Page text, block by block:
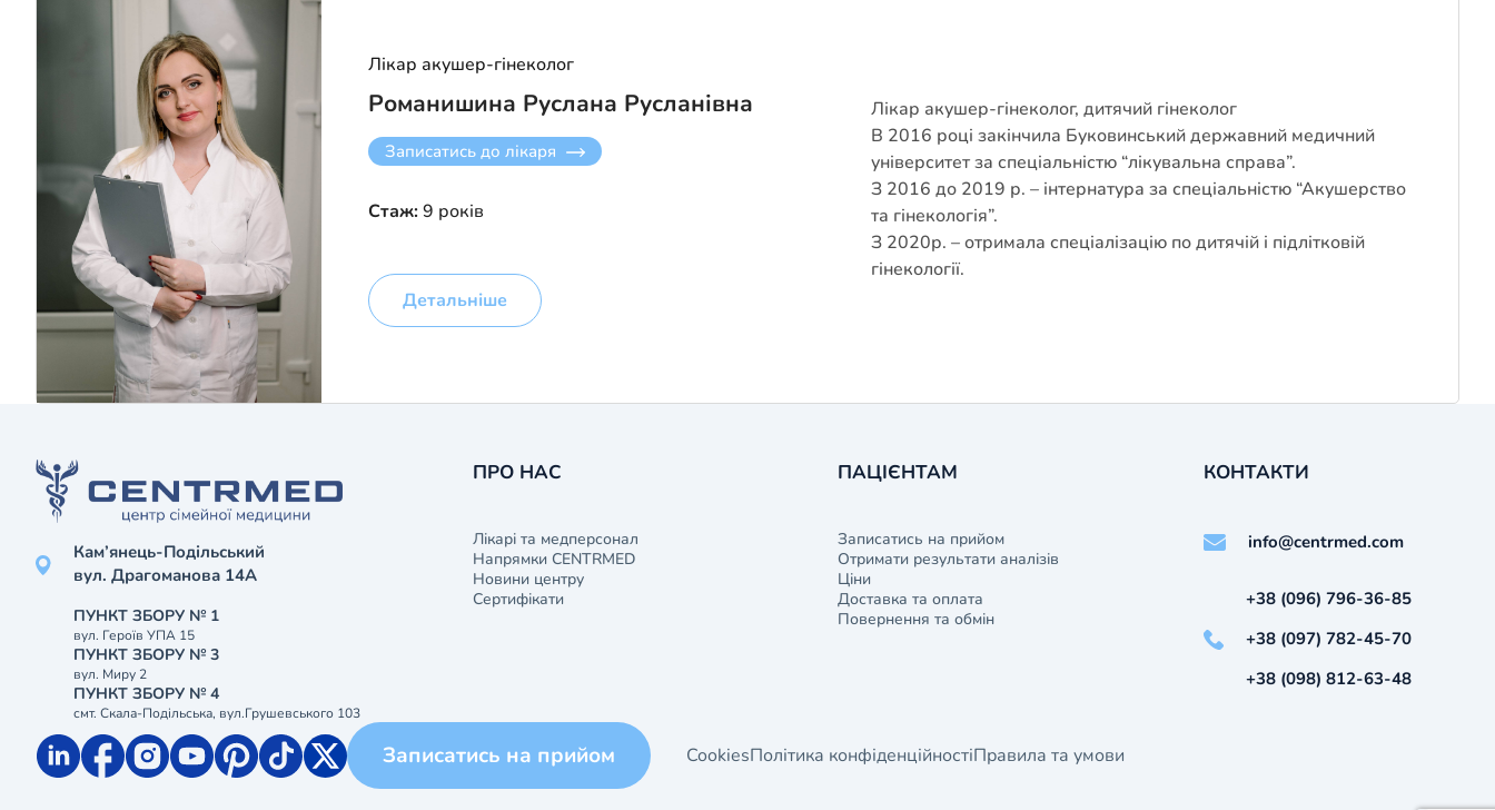
Лікар акушер-гінеколог
Романишина Руслана Русланівна
Записатись до лікаря
Стаж:9 років
Детальніше
Лікар акушер-гінеколог, дитячий гінеколог
В 2016 році закінчила Буковинський державний медичний
університет за спеціальністю “лікувальна справа”.
З 2016 до 2019 р. – інтернатура за спеціальністю “Акушерство
та гінекологія”.
З 2020р. – отримала спеціалізацію по дитячій і підлітковій
гінекології.
Кам’янець-Подільський
вул. Драгоманова 14А
ПУНКТ ЗБОРУ № 1
вул. Героїв УПА 15
ПУНКТ ЗБОРУ № 3
вул. Миру 2
ПУНКТ ЗБОРУ № 4
смт. Скала-Подільська, вул.Грушевського 103
ПРО НАС
Лікарі та медперсонал
Напрямки CENTRMED
Новини центру
Сертифікати
ПАЦІЄНТАМ
Записатись на прийом
Отримати результати аналізів
Ціни
Доставка та оплата
Повернення та обмін
КОНТАКТИ
info@centrmed.com
+38 (096) 796-36-85
+38 (097) 782-45-70
+38 (098) 812-63-48
Записатись на прийом CookiesПолітика конфіденційностіПравила та умови